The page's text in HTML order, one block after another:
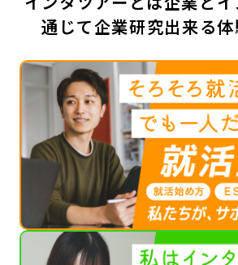
通じて企業研究出来る体